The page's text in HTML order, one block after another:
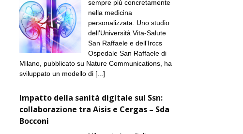
sempre più concretamente
nella medicina
personalizzata. Uno studio
dell’Università Vita-Salute
San Raffaele e dell’Irccs
Ospedale San Raffaele di
Milano, pubblicato su Nature Communications, ha
sviluppato un modello di [...]
Impatto della sanità digitale sul Ssn:
collaborazione tra Aisis e Cergas – Sda
Bocconi